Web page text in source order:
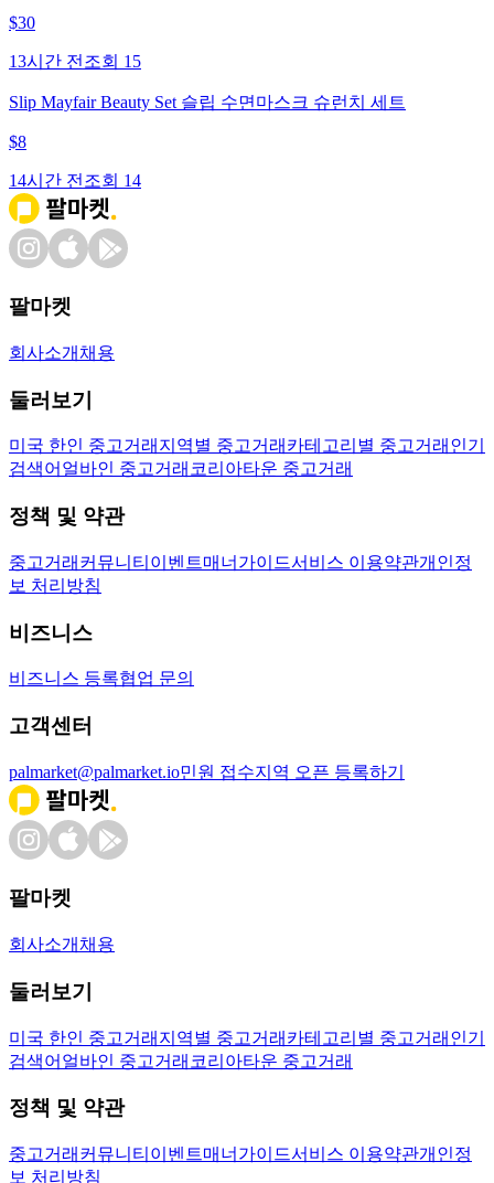
$30
13시간 전 조회 15
Slip Mayfair Beauty Set 슬립 수면마스크 슈런치 세트
$8
14시간 전 조회 14
팔마켓
회사소개 채용
둘러보기
미국 한인 중고거래 지역별 중고거래 카테고리별 중고거래 인기
검색어 얼바인 중고거래 코리아타운 중고거래
정책 및 약관
중고거래 커뮤니티 이벤트매너가이드서비스 이용약관개인정
보 처리방침
비즈니스
비즈니스 등록협업 문의
고객센터
palmarket@palmarket.io민원 접수지역 오픈 등록하기
팔마켓
회사소개 채용
둘러보기
미국 한인 중고거래 지역별 중고거래 카테고리별 중고거래 인기
검색어 얼바인 중고거래 코리아타운 중고거래
정책 및 약관
중고거래 커뮤니티 이벤트매너가이드서비스 이용약관개인정
보 처리방침